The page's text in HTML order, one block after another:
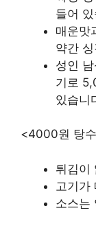
들어
매운맛
약간
성인
기로
있습니
<4000원 탕
튀김이
고기가
소스는